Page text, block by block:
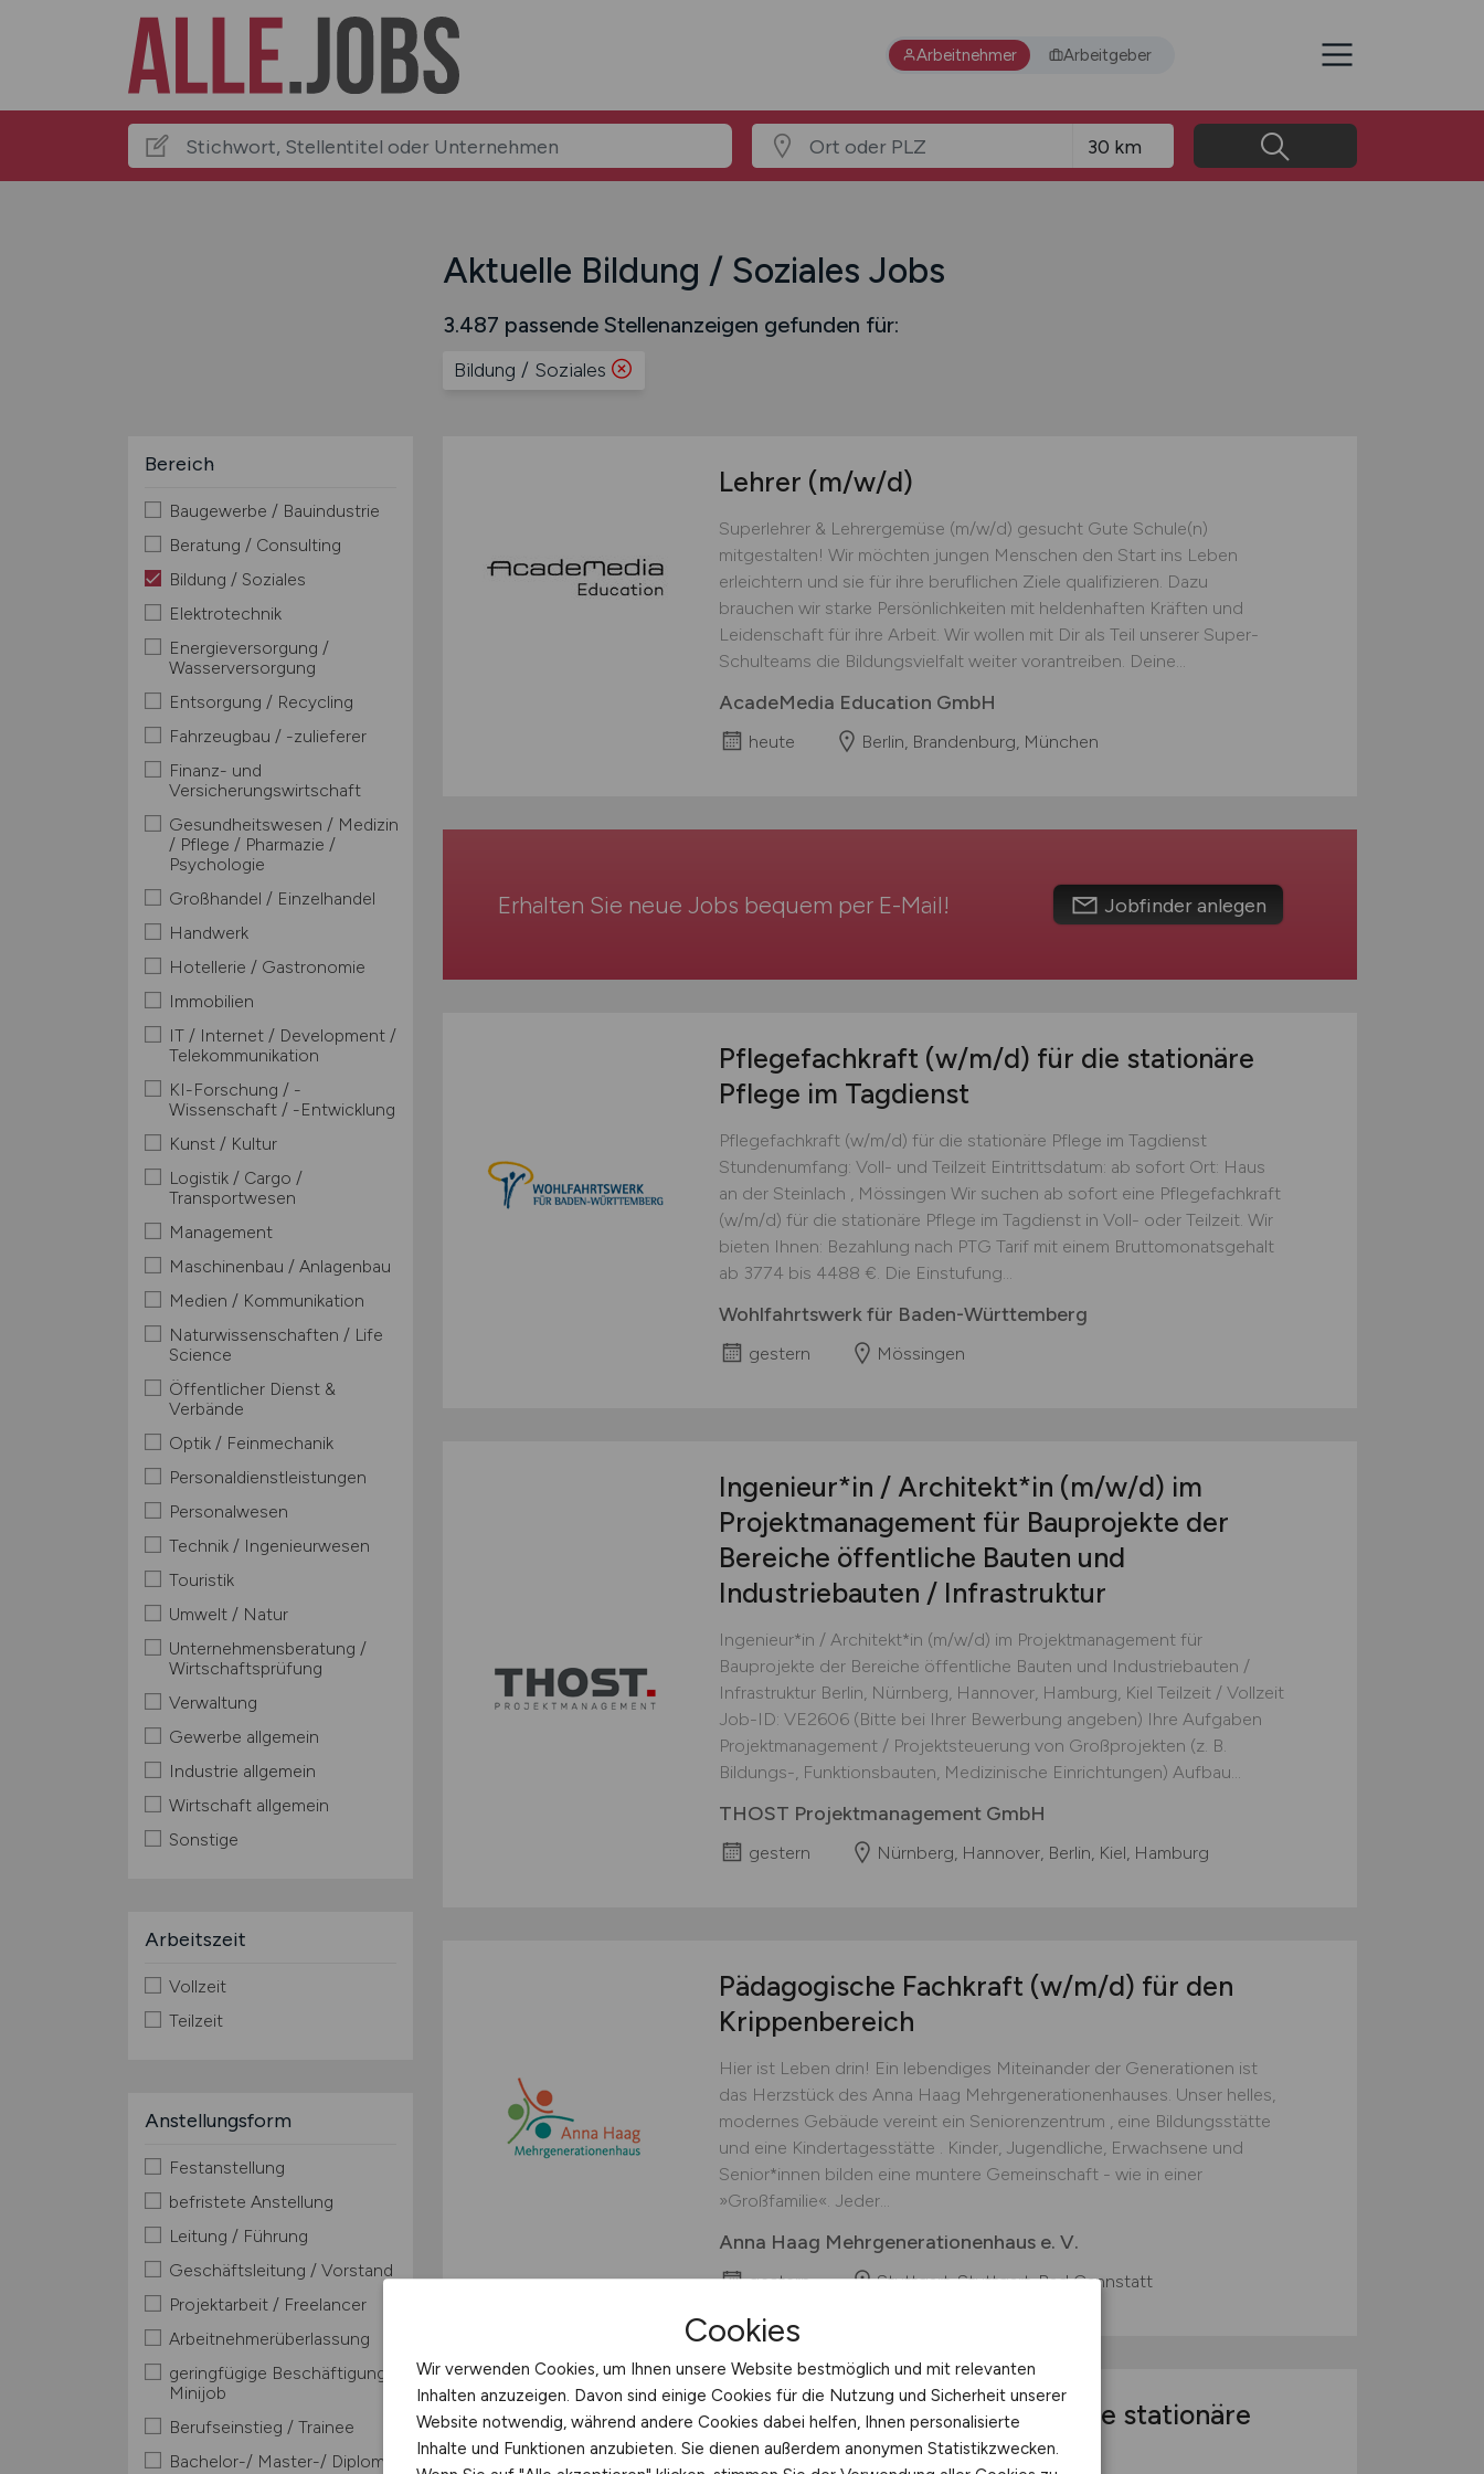
Arbeitnehmer Arbeitgeber
Aktuelle Bildung / Soziales Jobs
3.487 passende Stellenanzeigen gefunden für:
Bildung / Soziales
Bereich
Baugewerbe / Bauindustrie
Beratung / Consulting
Bildung / Soziales
Elektrotechnik
Energieversorgung /
Wasserversorgung
Entsorgung / Recycling
Fahrzeugbau / -zulieferer
Finanz- und
Versicherungswirtschaft
Gesundheitswesen / Medizin
/ Pflege / Pharmazie /
Psychologie
Großhandel / Einzelhandel
Handwerk
Hotellerie / Gastronomie
Immobilien
IT / Internet / Development /
Telekommunikation
KI-Forschung / -
Wissenschaft / -Entwicklung
Kunst / Kultur
Logistik / Cargo /
Transportwesen
Management
Maschinenbau / Anlagenbau
Medien / Kommunikation
Naturwissenschaften / Life
Science
Öffentlicher Dienst &
Verbände
Optik / Feinmechanik
Personaldienstleistungen
Personalwesen
Technik / Ingenieurwesen
Touristik
Umwelt / Natur
Unternehmensberatung /
Wirtschaftsprüfung
Verwaltung
Gewerbe allgemein
Industrie allgemein
Wirtschaft allgemein
Sonstige
Arbeitszeit
Vollzeit
Teilzeit
Anstellungsform
Festanstellung
befristete Anstellung
Leitung / Führung
Geschäftsleitung / Vorstand
Projektarbeit / Freelancer
Arbeitnehmerüberlassung
geringfügige Beschäftigung /
Minijob
Berufseinstieg / Trainee
Bachelor-/ Master-/ Diplom-
Lehrer (m/w/d)
Superlehrer & Lehrergemüse (m/w/d) gesucht Gute Schule(n)
mitgestalten! Wir möchten jungen Menschen den Start ins Leben
erleichtern und sie für ihre beruflichen Ziele qualifizieren. Dazu
brauchen wir starke Persönlichkeiten mit heldenhaften Kräften und
Leidenschaft für ihre Arbeit. Wir wollen mit Dir als Teil unserer Super-
Schulteams die Bildungsvielfalt weiter vorantreiben. Deine...
AcadeMedia Education GmbH
heute Berlin, Brandenburg, München
Erhalten Sie neue Jobs bequem per E-Mail! Jobfinder anlegen
Pflegefachkraft (w/m/d) für die stationäre
Pflege im Tagdienst
Pflegefachkraft (w/m/d) für die stationäre Pflege im Tagdienst
Stundenumfang: Voll- und Teilzeit Eintrittsdatum: ab sofort Ort: Haus
an der Steinlach , Mössingen Wir suchen ab sofort eine Pflegefachkraft
(w/m/d) für die stationäre Pflege im Tagdienst in Voll- oder Teilzeit. Wir
bieten Ihnen: Bezahlung nach PTG Tarif mit einem Bruttomonatsgehalt
ab 3774 bis 4488 €. Die Einstufung...
Wohlfahrtswerk für Baden-Württemberg
gestern Mössingen
Ingenieur*in / Architekt*in (m/w/d) im
Projektmanagement für Bauprojekte der
Bereiche öffentliche Bauten und
Industriebauten / Infrastruktur
Ingenieur*in / Architekt*in (m/w/d) im Projektmanagement für
Bauprojekte der Bereiche öffentliche Bauten und Industriebauten /
Infrastruktur Berlin, Nürnberg, Hannover, Hamburg, Kiel Teilzeit / Vollzeit
Job-ID: VE2606 (Bitte bei Ihrer Bewerbung angeben) Ihre Aufgaben
Projektmanagement / Projektsteuerung von Großprojekten (z. B.
Bildungs-, Funktionsbauten, Medizinische Einrichtungen) Aufbau...
THOST Projektmanagement GmbH
gestern Nürnberg, Hannover, Berlin, Kiel, Hamburg
Pädagogische Fachkraft (w/m/d) für den
Krippenbereich
Hier ist Leben drin! Ein lebendiges Miteinander der Generationen ist
das Herzstück des Anna Haag Mehrgenerationenhauses. Unser helles,
modernes Gebäude vereint ein Seniorenzentrum , eine Bildungsstätte
und eine Kindertagesstätte . Kinder, Jugendliche, Erwachsene und
Senior*innen bilden eine muntere Gemeinschaft - wie in einer
»Großfamilie«. Jeder...
Anna Haag Mehrgenerationenhaus e. V.
gestern Stuttgart, Stuttgart-Bad Cannstatt
Pflegehilfskraft(m/w/d)
für die stationäre
Pflege
Cookies
Wir verwenden Cookies, um Ihnen unsere Website bestmöglich und mit relevanten
Inhalten anzuzeigen. Davon sind einige Cookies für die Nutzung und Sicherheit unserer
Website notwendig, während andere Cookies dabei helfen, Ihnen personalisierte
Inhalte und Funktionen anzubieten. Sie dienen außerdem anonymen Statistikzwecken.